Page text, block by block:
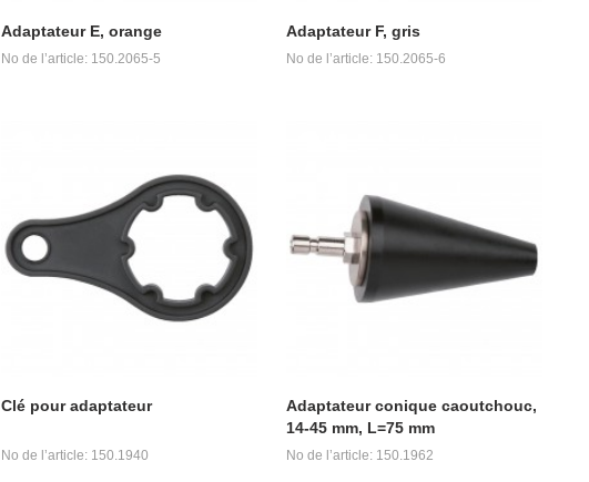
Adaptateur E, orange
No de l’article: 150.2065-5
Adaptateur F, gris
No de l’article: 150.2065-6
Clé pour adaptateur
No de l’article: 150.1940
Adaptateur conique caoutchouc,
14-45 mm, L=75 mm
No de l’article: 150.1962